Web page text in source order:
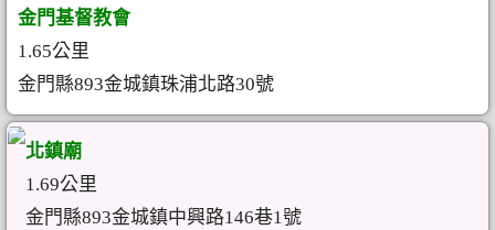
金門基督教會
1.65公里
金門縣893金城鎮珠浦北路30號
北鎮廟
1.69公里
金門縣893金城鎮中興路146巷1號